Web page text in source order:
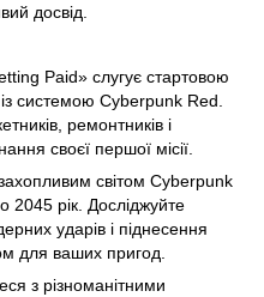
досвід.
Paid» слугує стартовою
системою Cyberpunk Red.
ремонтників і
своєї першої місії.
світом Cyberpunk
2045 рік. Досліджуйте
ударів і піднесення
для ваших пригод.
з різноманітними